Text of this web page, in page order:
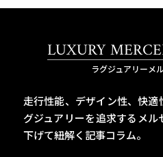
LUXURY
ラグジュアリーメ
走行性能、デザイン性、快
グジュアリーを追求するメル
下げて紐解く記事コラム。